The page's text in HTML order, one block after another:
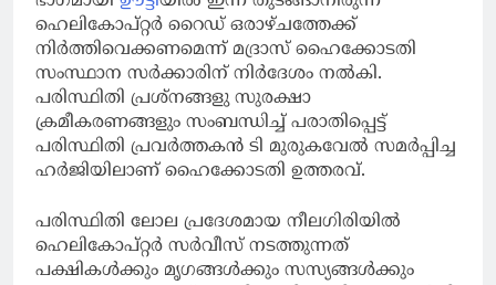
ഹെലികോപ്റ്റര്‍ റൈഡ് ഒരാഴ്ചത്തേക്ക്
നിര്‍ത്തിവെക്കണമെന്ന് മദ്രാസ് ഹൈക്കോടതി
സംസ്ഥാന സര്‍ക്കാരിന് നിര്‍ദേശം നല്‍കി.
പരിസ്ഥിതി പ്രശ്‌നങ്ങളു സുരക്ഷാ
ക്രമീകരണങ്ങളും സംബന്ധിച്ച് പരാതിപ്പെട്ട്
പരിസ്ഥിതി പ്രവര്‍ത്തകന്‍ ടി മുരുകവേല്‍ സമര്‍പ്പിച്ച
ഹര്‍ജിയിലാണ് ഹൈക്കോടതി ഉത്തരവ്.
പരിസ്ഥിതി ലോല പ്രദേശമായ നീലഗിരിയില്‍
ഹെലികോപ്റ്റര്‍ സര്‍വീസ് നടത്തുന്നത്
പക്ഷികള്‍ക്കും മൃഗങ്ങള്‍ക്കും സസ്യങ്ങള്‍ക്കും